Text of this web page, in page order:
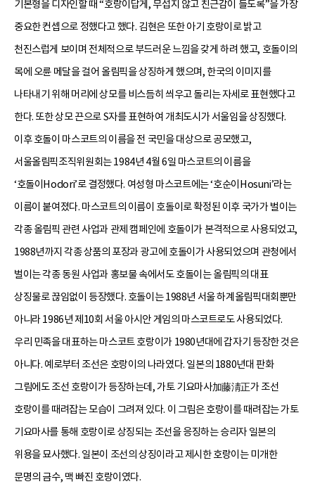
기본형을 디자인할 때 “호랑이답게, 무섭지 않고 친근감이 들도록”을 가장
중요한 컨셉으로 정했다고 했다. 김현은 또한 아기 호랑이로 밝고
천진스럽게 보이며 전체적으로 부드러운 느낌을 갖게 하려 했고, 호돌이의
목에 오륜 메달을 걸어 올림픽을 상징하게 했으며, 한국의 이미지를
나타내기 위해 머리에 상모를 비스듬히 씌우고 돌리는 자세로 표현했다고
한다. 또한 상모 끈으로 S자를 표현하여 개최도시가 서울임을 상징했다.
이후 호돌이 마스코트의 이름을 전 국민을 대상으로 공모했고,
서울올림픽조직위원회는 1984년 4월 6일 마스코트의 이름을
‘호돌이Hodori’로 결정했다. 여성형 마스코트에는 ‘호순이Hosuni’라는
이름이 붙여졌다. 마스코트의 이름이 호돌이로 확정된 이후 국가가 벌이는
각종 올림픽 관련 사업과 관제 캠페인에 호돌이가 본격적으로 사용되었고,
1988년까지 각종 상품의 포장과 광고에 호돌이가 사용되었으며 관청에서
벌이는 각종 동원 사업과 홍보물 속에서도 호돌이는 올림픽의 대표
상징물로 끊임없이 등장했다. 호돌이는 1988년 서울 하계올림픽대회뿐만
아니라 1986년 제10회 서울 아시안 게임의 마스코트로도 사용되었다.
우리 민족을 대표하는 마스코트 호랑이가 1980년대에 갑자기 등장한 것은
아니다. 예로부터 조선은 호랑이의 나라였다. 일본의 1880년대 판화
그림에도 조선 호랑이가 등장하는데, 가토 기요마사加藤淸正가 조선
호랑이를 때려잡는 모습이 그려져 있다. 이 그림은 호랑이를 때려잡는 가토
기요마사를 통해 호랑이로 상징되는 조선을 응징하는 승리자 일본의
위용을 묘사했다. 일본이 조선의 상징이라고 제시한 호랑이는 미개한
문명의 금수, 맥 빠진 호랑이였다.